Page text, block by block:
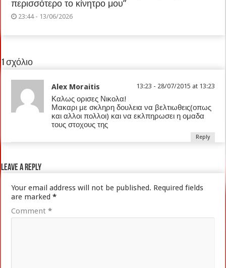
περισσότερο το κίνητρο μου”
23:44 - 13/06/2026
1 σχόλιο
Alex Moraitis 13:23 - 28/07/2015 at 13:23
Καλως ορισες Νικολα!
Μακαρι με σκληρη δουλεια να βελτιωθεις(οπως
και αλλοι πολλοι) και να εκλπηρωσει η ομαδα
τους στοχους της
Reply
Leave a Reply
Your email address will not be published. Required fields
are marked*
Comment*